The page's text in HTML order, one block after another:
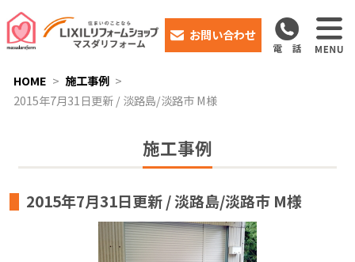
お問い合わせ
HOME
施工事例
2015年7月31日更新 / 淡路島/淡路市 M様
施工事例
2015年7月31日更新 / 淡路島/淡路市 M様